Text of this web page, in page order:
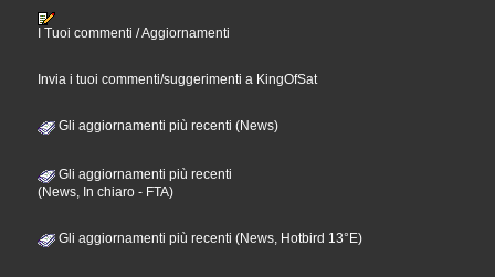
I Tuoi commenti / Aggiornamenti
Invia i tuoi commenti/suggerimenti a KingOfSat
Gli aggiornamenti più recenti (News)
Gli aggiornamenti più recenti
(News, In chiaro - FTA)
Gli aggiornamenti più recenti (News, Hotbird 13°E)